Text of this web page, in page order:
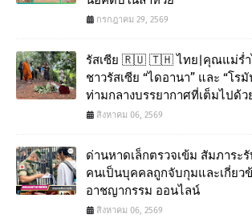
กรกฎาคม 29, 2569
รัสเซีย 🇷🇺 🇹🇭 ไทย|คุณแม่ร่ำ
ชาวรัสเซีย “ไดอานา” และ “โร
ท่ามกลางบรรยากาศที่เต็มไปด้ว
สิงหาคม 06, 2569
ด่านหาดเล็กตรวจเข้ม สัมภาระ
คนเป็นบุคคลถูกจับกุมและเกี่ยว
อาชญากรรม ออนไลน์
สิงหาคม 06, 2569